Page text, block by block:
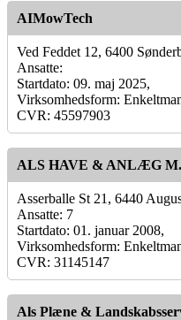
AIMowTech
Ved Feddet 12, 6400
Ansatte:
Startdato: 09. maj 2025,
Virksomhedsform:
CVR: 45597903
ALS HAVE & ANLÆG
Asserballe St 21, 6440
Ansatte: 7
Startdato: 01. januar 2008,
Virksomhedsform:
CVR: 31145147
Als Plæne &